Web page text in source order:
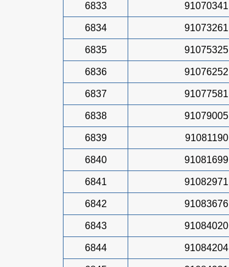
6833 91070341
6834 91073261
6835 91075325
6836 91076252
6837 91077581
6838 91079005
6839 91081190
6840 91081699
6841 91082971
6842 91083676
6843 91084020
6844 91084204